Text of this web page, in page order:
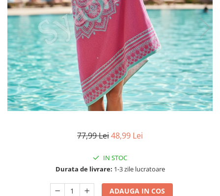
Articole mercerie
Organizare si depozitare
Huse si cutii depozitare
Cuiere
Opritoare usa
Intretinere textile
Curatenie
Sport & Timp liber
Articole fitness
Covorase si paturi
77,99 Lei48,99 Lei
IN STOC
Durata de livrare: 1-3 zile lucratoare
ADAUGA IN COS